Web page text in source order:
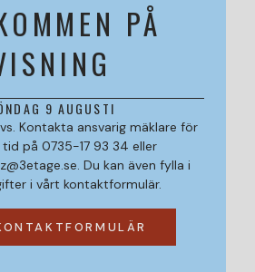
PÅ
9 AUGUSTI
Kontakta ansvarig mäklare för
på 0735-17 93 34 eller
Du kan även fylla i
i vårt kontaktformulär.